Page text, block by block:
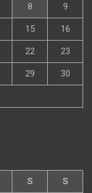
8 9
15 16
22 23
29 30
S S